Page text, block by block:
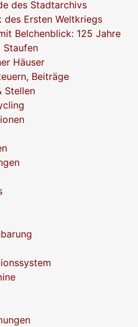
des Stadtarchivs
des Ersten Weltkriegs
Belchenblick: 125 Jahre
Staufen
Häuser
Beiträge
Stellen